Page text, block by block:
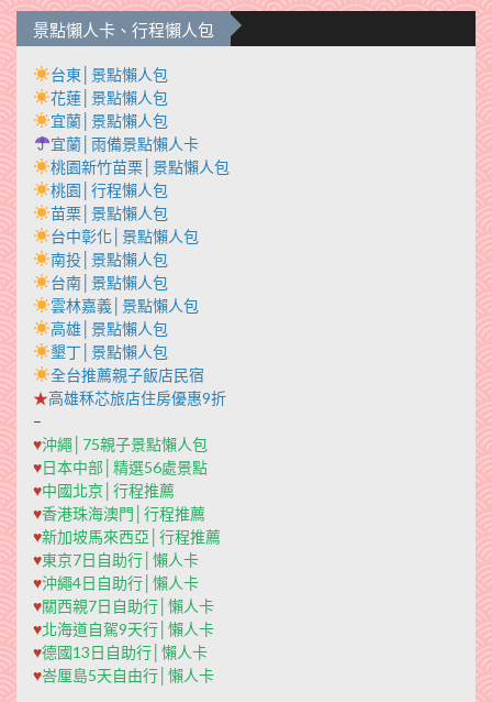
景點懶人卡、行程懶人包
台東│景點懶人包
花蓮│景點懶人包
宜蘭│景點懶人包
宜蘭│雨備景點懶人卡
桃園新竹苗栗│景點懶人包
桃園│行程懶人包
苗栗│景點懶人包
台中彰化│景點懶人包
南投│景點懶人包
台南│景點懶人包
雲林嘉義│景點懶人包
高雄│景點懶人包
墾丁│景點懶人包
全台推薦親子飯店民宿
★高雄秝芯旅店住房優惠9折
–
♥沖繩│75親子景點懶人包
♥日本中部│精選56處景點
♥中國北京│行程推薦
♥香港珠海澳門│行程推薦
♥新加坡馬來西亞│行程推薦
♥東京7日自助行│懶人卡
♥沖繩4日自助行│懶人卡
♥關西親7日自助行│懶人卡
♥北海道自駕9天行│懶人卡
♥德國13日自助行│懶人卡
♥峇厘島5天自由行│懶人卡